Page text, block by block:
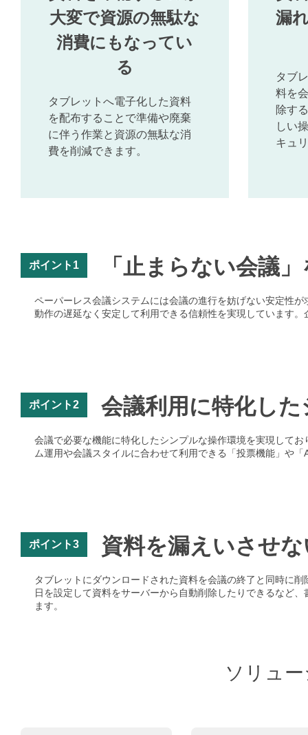
大変で資源の無駄な
消費にもなってい
る
タブレットへ電子化した資料
を配布することで準備や廃棄
に伴う作業と資源の無駄な消
費を削減できます。
漏
タブ
料を
除す
しい
キュ
ポイント1 「止まらない会議
ペーパーレス会議システムには会議の進行を妨げない安定性
動作の遅延なく安定して利用できる信頼性を実現しています
ポイント2 会議利用に特化し
会議で必要な機能に特化したシンプルな操作環境を実現して
ム運用や会議スタイルに合わせて利用できる「投票機能」や
ポイント3 資料を漏えいさせ
タブレットにダウンロードされた資料を会議の終了と同時に
日を設定して資料をサーバーから自動削除したりできるなど
ます。
ソリュ